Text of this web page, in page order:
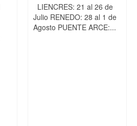
LIENCRES: 21 al 26 de
Julio RENEDO: 28 al 1 de
Agosto PUENTE ARCE:...